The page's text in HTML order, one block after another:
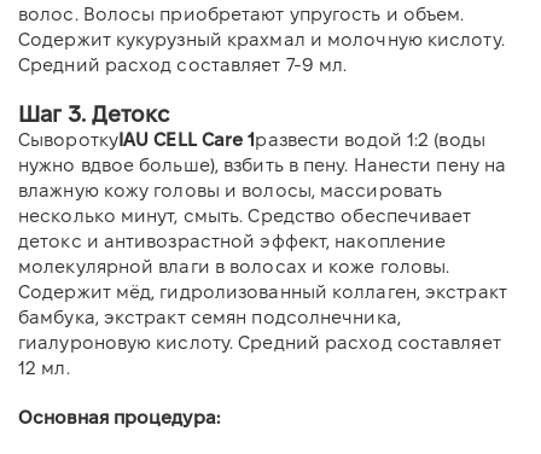
волос. Волосы приобретают упругость и объем.
Содержит кукурузный крахмал и молочную кислоту.
Средний расход составляет 7-9 мл.
Шаг 3. Детокс
СывороткуIAU CELL Care 1развести водой 1:2 (воды
нужно вдвое больше), взбить в пену. Нанести пену на
влажную кожу головы и волосы, массировать
несколько минут, смыть. Средство обеспечивает
детокс и антивозрастной эффект, накопление
молекулярной влаги в волосах и коже головы.
Содержит мёд, гидролизованный коллаген, экстракт
бамбука, экстракт семян подсолнечника,
гиалуроновую кислоту. Средний расход составляет
12 мл.
Основная процедура: